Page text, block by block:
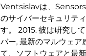
Ventsislavは、
のサイバーセキュリテ
す。 2015. 彼は研究し
バー, 最新のマルウェア
て、ソフトウェアと最